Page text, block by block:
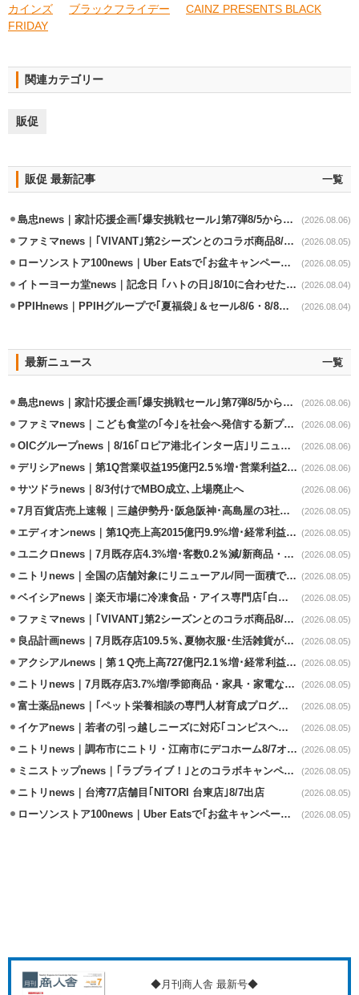
カインズ ブラックフライデー
CAINZ PRESENTS BLACK
FRIDAY
関連カテゴリー
販促
販促 最新記事 一覧
島忠news｜家計応援企画｢爆安挑戦セール｣第7弾8/5から開催 (2026.08.06)
ファミマnews｜｢VIVANT｣第2シーズンとのコラボ商品8/7発売 (2026.08.05)
ローソンストア100news｜Uber Eatsで｢お盆キャンペーン｣8/3～8/16開催 (2026.08.05)
イトーヨーカ堂news｜記念日 ｢ハトの日｣8/10に合わせたオリジナル商品販売 (2026.08.04)
PPIHnews｜PPIHグループで｢夏福袋｣＆セール8/6・8/8から開催 (2026.08.04)
最新ニュース 一覧
島忠news｜家計応援企画｢爆安挑戦セール｣第7弾8/5から開催 (2026.08.06)
ファミマnews｜こども食堂の｢今｣を社会へ発信する新プロジェクト始動 (2026.08.06)
OICグループnews｜8/16｢ロピア港北インター店｣リニューアル/食品売場拡大 (2026.08.06)
デリシアnews｜第1Q営業収益195億円2.5％増･営業利益27.8%減 (2026.08.06)
サツドラnews｜8/3付けでMBO成立､上場廃止へ (2026.08.06)
7月百貨店売上速報｜三越伊勢丹･阪急阪神･高島屋の3社は増収 (2026.08.05)
エディオンnews｜第1Q売上高2015億円9.9%増･経常利益127.5%増 (2026.08.05)
ユニクロnews｜7月既存店4.3%増･客数0.2％減/新商品・夏物商品が好調 (2026.08.05)
ニトリnews｜全国の店舗対象にリニューアル/同一面積で品揃え24％拡大 (2026.08.05)
ベイシアnews｜楽天市場に冷凍食品・アイス専門店｢白くま屋｣オープン (2026.08.05)
ファミマnews｜｢VIVANT｣第2シーズンとのコラボ商品8/7発売 (2026.08.05)
良品計画news｜7月既存店109.5％､夏物衣服･生活雑貨が好調 (2026.08.05)
アクシアルnews｜第１Q売上高727億円2.1％増･経常利益6.6％減 (2026.08.05)
ニトリnews｜7月既存店3.7%増/季節商品・家具・家電など好調 (2026.08.05)
富士薬品news｜｢ペット栄養相談の専門人材育成プログラム｣7月から開始 (2026.08.05)
イケアnews｜若者の引っ越しニーズに対応｢コンピスヘング｣コレクション発売 (2026.08.05)
ニトリnews｜調布市にニトリ・江南市にデコホーム8/7オープン (2026.08.05)
ミニストップnews｜｢ラブライブ！｣とのコラボキャンペーン8/5から開催 (2026.08.05)
ニトリnews｜台湾77店舗目｢NITORI 台東店｣8/7出店 (2026.08.05)
ローソンストア100news｜Uber Eatsで｢お盆キャンペーン｣8/3～8/16開催 (2026.08.05)
◆月刊商人舎 最新号◆